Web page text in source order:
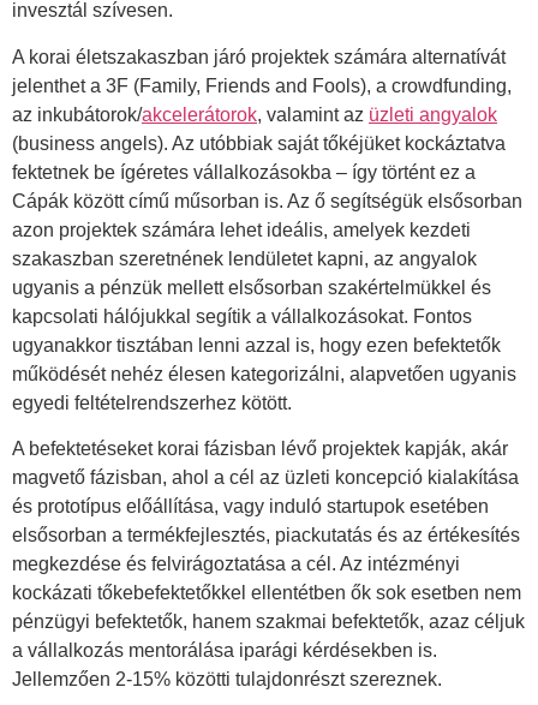
invesztál szívesen.
A korai életszakaszban járó projektek számára alternatívát
jelenthet a 3F (Family, Friends and Fools), a crowdfunding,
az inkubátorok/akcelerátorok, valamint az üzleti angyalok
(business angels). Az utóbbiak saját tőkéjüket kockáztatva
fektetnek be ígéretes vállalkozásokba – így történt ez a
Cápák között című műsorban is. Az ő segítségük elsősorban
azon projektek számára lehet ideális, amelyek kezdeti
szakaszban szeretnének lendületet kapni, az angyalok
ugyanis a pénzük mellett elsősorban szakértelmükkel és
kapcsolati hálójukkal segítik a vállalkozásokat. Fontos
ugyanakkor tisztában lenni azzal is, hogy ezen befektetők
működését nehéz élesen kategorizálni, alapvetően ugyanis
egyedi feltételrendszerhez kötött.
A befektetéseket korai fázisban lévő projektek kapják, akár
magvető fázisban, ahol a cél az üzleti koncepció kialakítása
és prototípus előállítása, vagy induló startupok esetében
elsősorban a termékfejlesztés, piackutatás és az értékesítés
megkezdése és felvirágoztatása a cél. Az intézményi
kockázati tőkebefektetőkkel ellentétben ők sok esetben nem
pénzügyi befektetők, hanem szakmai befektetők, azaz céljuk
a vállalkozás mentorálása iparági kérdésekben is.
Jellemzően 2-15% közötti tulajdonrészt szereznek.